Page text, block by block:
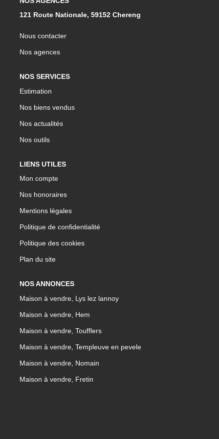
121 Route Nationale, 59152 Chereng
Nous contacter
Nos agences
NOS SERVICES
Estimation
Nos biens vendus
Nos actualités
Nos outils
LIENS UTILES
Mon compte
Nos honoraires
Mentions légales
Politique de confidentialité
Politique des cookies
Plan du site
NOS ANNONCES
Maison à vendre, Lys lez lannoy
Maison à vendre, Hem
Maison à vendre, Toufflers
Maison à vendre, Templeuve en pevele
Maison à vendre, Nomain
Maison à vendre, Fretin